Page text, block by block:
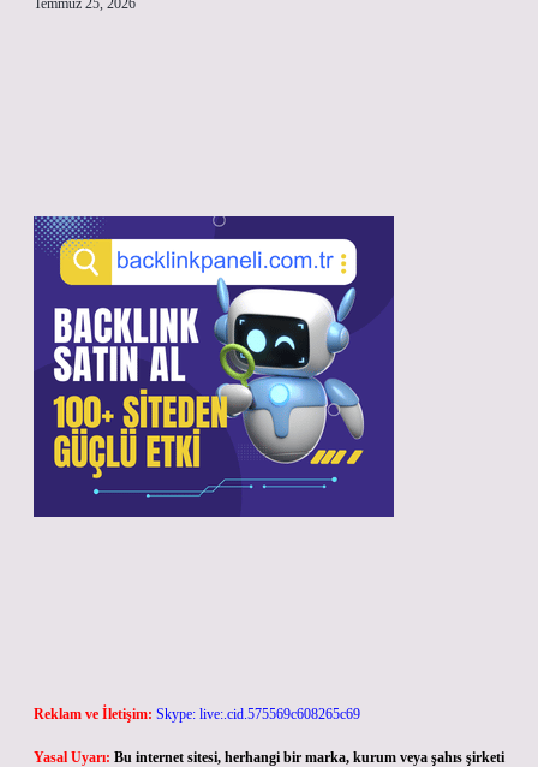
Temmuz 25, 2026
Reklam ve İletişim: Skype: live:.cid.575569c608265c69
Yasal Uyarı: Bu internet sitesi, herhangi bir marka, kurum veya şahıs şirketi